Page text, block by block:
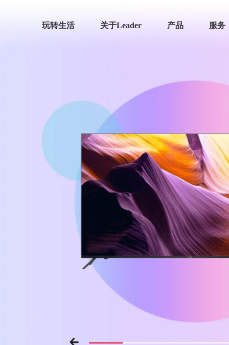
玩转生活 关于Leader 产品 服务